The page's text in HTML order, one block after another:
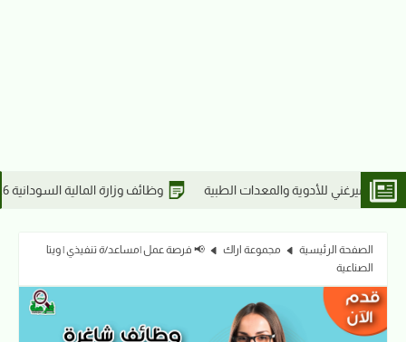
وظائف وزارة المالية السودانية 2026 | التقديم لخريجي تخصصات | وظائف مفوضية الاختيار
الصفحة الرئيسية مجموعة اراك
📢 فرصة عمل |مساعد/ة تنفيذي | ويتا
الصناعية